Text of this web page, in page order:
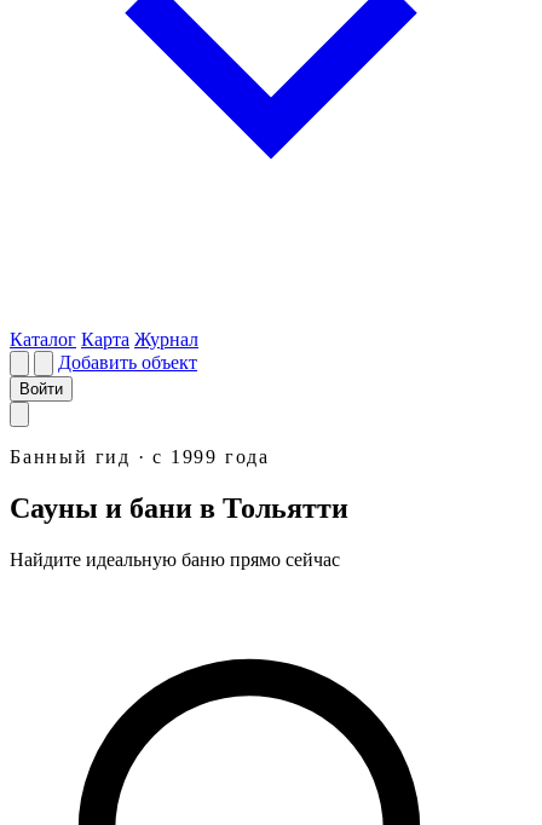
Каталог Карта Журнал
Добавить объект
Войти
Банный гид · с 1999 года
Сауны и бани в Тольятти
Найдите идеальную баню прямо сейчас